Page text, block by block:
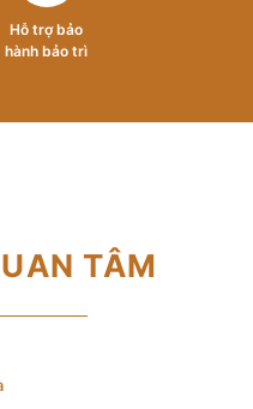
Hỗ trợ bảo
hành bảo trì
TÂM